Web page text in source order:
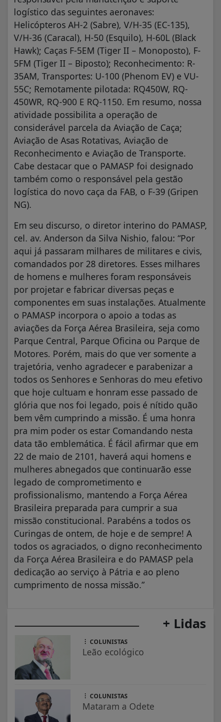
logístico das seguintes aeronaves:
Helicópteros AH-2 (Sabre), V/H-35 (EC-135),
V/H-36 (Caracal), H-50 (Esquilo), H-60L (Black
Hawk); Caças F-5EM (Tiger II – Monoposto), F-
5FM (Tiger II – Biposto); Reconhecimento: R-
35AM, Transportes: U-100 (Phenom EV) e VU-
55C; Remotamente pilotada: RQ450W, RQ-
450WR, RQ-900 E RQ-1150. Em resumo, nossa
atividade possibilita a operação de
considerável parcela da Aviação de Caça;
Aviação de Asas Rotativas, Aviação de
Reconhecimento e Aviação de Transporte.
Cabe destacar que o PAMASP foi designado
também como o responsável pela gestão
logística do novo caça da FAB, o F-39 (Gripen
NG).
Em seu discurso, o diretor interino do PAMASP,
cel. av. Anderson da Silva Nishio, falou: “Por
aqui já passaram milhares de militares e civis,
comandados por 28 diretores. Esses milhares
de homens e mulheres foram responsáveis
por projetar e fabricar diversas peças e
componentes em suas instalações. Atualmente
o PAMASP incorpora o apoio a todas as
aviações da Força Aérea Brasileira, seja como
Parque Central, Parque Oficina ou Parque de
Motores. Porém, mais do que ver somente a
trajetória, venho agradecer e parabenizar a
todos os Senhores e Senhoras do meu efetivo
que hoje cultuam e honram esse passado de
glória que nos foi legado, pois é nítido quão
bem vêm cumprindo a missão. É uma honra
pra mim poder os estar Comandando nesta
data tão emblemática. É fácil afirmar que em
22 de maio de 2101, haverá aqui homens e
mulheres abnegados que continuarão esse
legado de comprometimento e
profissionalismo, mantendo a Força Aérea
Brasileira preparada para cumprir a sua
missão constitucional. Parabéns a todos os
Curingas de ontem, de hoje e de sempre! A
todos os agraciados, o digno reconhecimento
da Força Aérea Brasileira e do PAMASP pela
dedicação ao serviço à Pátria e ao pleno
cumprimento de nossa missão.”
+ Lidas
COLUNISTAS
Leão ecológico
COLUNISTAS
Mataram a Odete